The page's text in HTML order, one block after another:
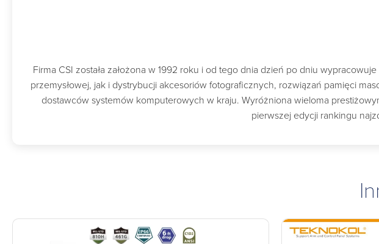
Firma CSI została założona w 1992 roku i od tego dnia dzień po dniu
przemysłowej, jak i dystrybucji akcesoriów fotograficznych, rozwiązań pamięci
dostawców systemów komputerowych w kraju. Wyróżniona wieloma
pierwszej edycji rankingu